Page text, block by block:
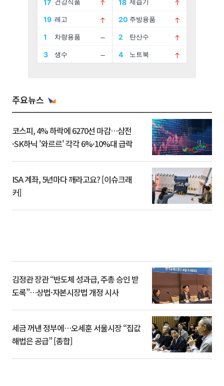
주요뉴스
코스피, 4% 하락에 6270선 마감…삼전
·SK하닉 '와르르' 각각 6%·10%대 급락
ISA 계좌, 5년마다 깨라고요? [이슈크래
커]
김정관 장관 “반도체 성과급, 주총 승인 받
도록”…상법·자본시장법 개정 시사
세금 꺼낸 정부에…오세훈 서울시장 “집값
해법은 공급” [종합]